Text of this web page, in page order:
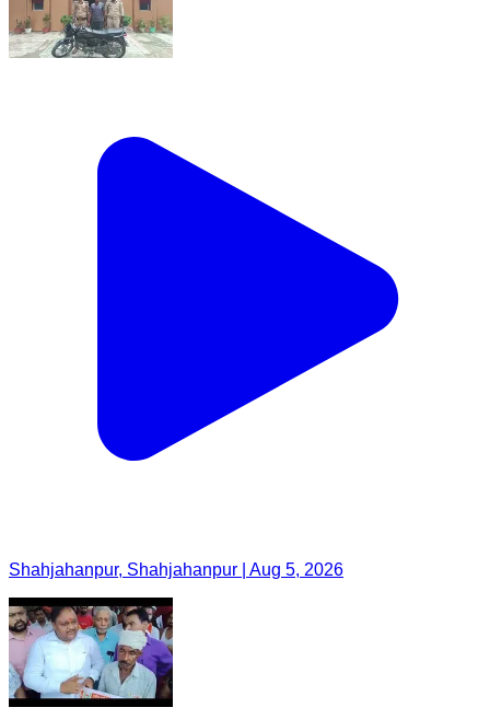
Shahjahanpur, Shahjahanpur | Aug 5, 2026